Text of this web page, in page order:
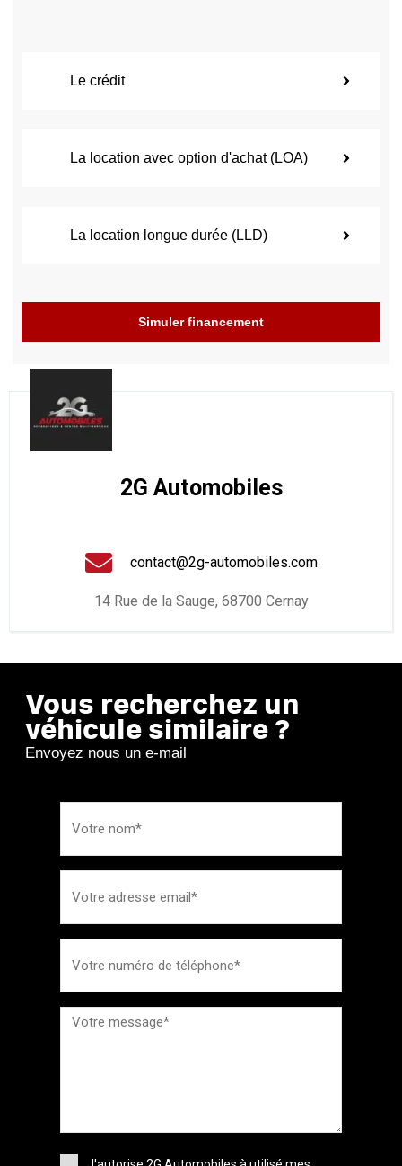
Le crédit
La location avec option d'achat (LOA)
La location longue durée (LLD)
Simuler financement
2G Automobiles
contact@2g-automobiles.com
14 Rue de la Sauge, 68700 Cernay
Vous recherchez un
véhicule similaire ?
Envoyez nous un e-mail